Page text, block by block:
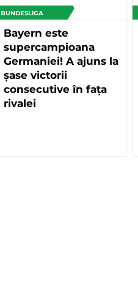
BUNDESLIGA
Bayern este
supercampioana
Germaniei! A ajuns la
șase victorii
consecutive în fața
rivalei